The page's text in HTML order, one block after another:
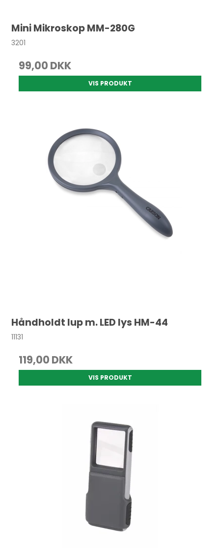
Mini Mikroskop MM-280G
3201
99,00 DKK
VIS PRODUKT
Håndholdt lup m. LED lys HM-44
11131
119,00 DKK
VIS PRODUKT